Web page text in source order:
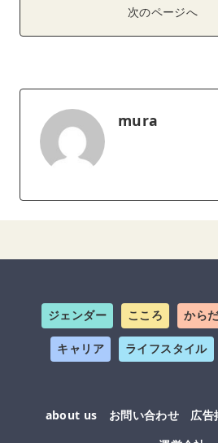
次のページへ
mura
ジェンダー こころ から
キャリア ライフスタイル
about us お問い合わせ 広告